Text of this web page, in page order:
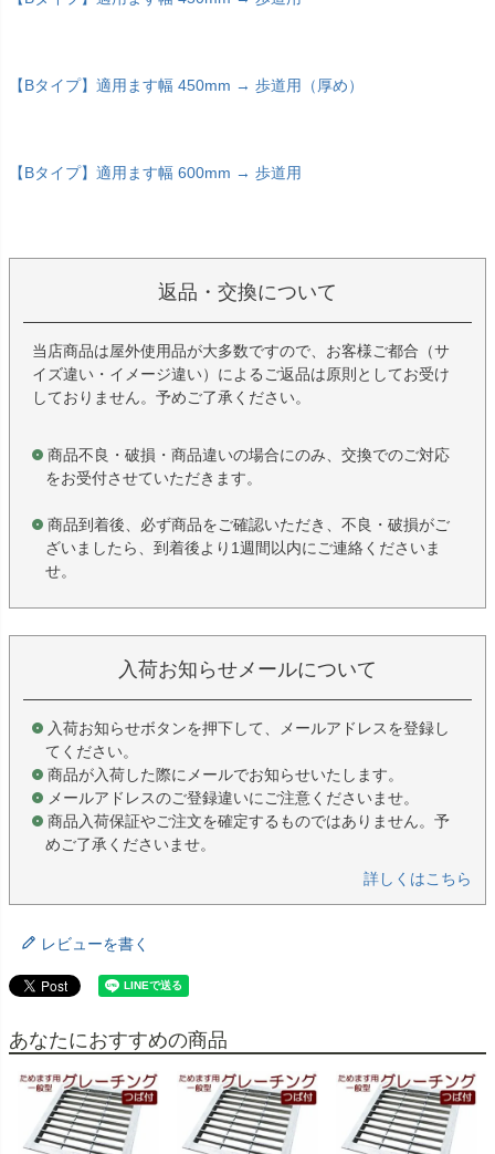
【Bタイプ】適用ます幅 450mm → 歩道用（厚め）
【Bタイプ】適用ます幅 600mm → 歩道用
返品・交換について
当店商品は屋外使用品が大多数ですので、お客様ご都合（サ
イズ違い・イメージ違い）によるご返品は原則としてお受け
しておりません。予めご了承ください。
商品不良・破損・商品違いの場合にのみ、交換でのご対応
をお受付させていただきます。
商品到着後、必ず商品をご確認いただき、不良・破損がご
ざいましたら、到着後より1週間以内にご連絡くださいま
せ。
入荷お知らせメールについて
入荷お知らせボタンを押下して、メールアドレスを登録し
てください。
商品が入荷した際にメールでお知らせいたします。
メールアドレスのご登録違いにご注意くださいませ。
商品入荷保証やご注文を確定するものではありません。予
めご了承くださいませ。
詳しくはこちら
レビューを書く
あなたにおすすめの商品